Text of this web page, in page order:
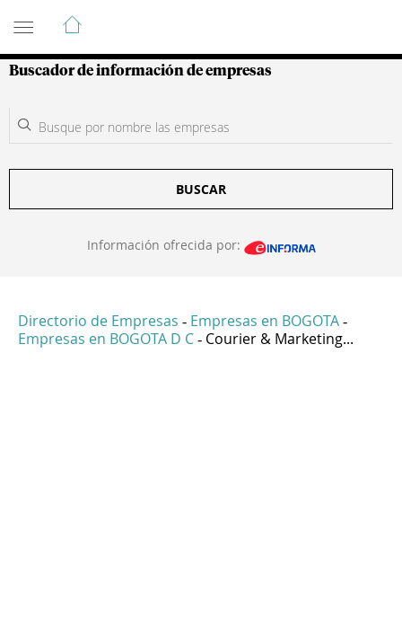
Guía de Empresas Colombianas
Buscador de información de empresas
BUSCAR
Información ofrecida por:
Directorio de Empresas - Empresas en BOGOTA -
Empresas en BOGOTA D C - Courier & Marketing...